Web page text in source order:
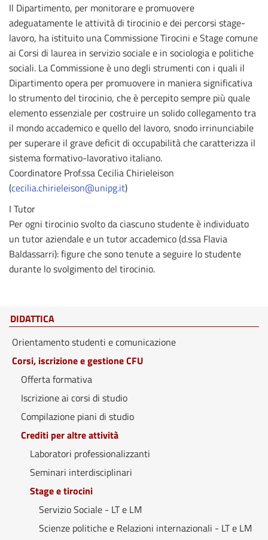
Il Dipartimento, per monitorare e promuovere
adeguatamente le attività di tirocinio e dei percorsi stage-
lavoro, ha istituito una Commissione Tirocini e Stage comune
ai Corsi di laurea in servizio sociale e in sociologia e politiche
sociali. La Commissione è uno degli strumenti con i quali il
Dipartimento opera per promuovere in maniera significativa
lo strumento del tirocinio, che è percepito sempre più quale
elemento essenziale per costruire un solido collegamento tra
il mondo accademico e quello del lavoro, snodo irrinunciabile
per superare il grave deficit di occupabilità che caratterizza il
sistema formativo-lavorativo italiano.
Coordinatore Prof.ssa Cecilia Chirieleison
(cecilia.chirieleison@unipg.it)
I Tutor
Per ogni tirocinio svolto da ciascuno studente è individuato
un tutor aziendale e un tutor accademico (d.ssa Flavia
Baldassarri): figure che sono tenute a seguire lo studente
durante lo svolgimento del tirocinio.
DIDATTICA
Orientamento studenti e comunicazione
Corsi, iscrizione e gestione CFU
Offerta formativa
Iscrizione ai corsi di studio
Compilazione piani di studio
Crediti per altre attività
Laboratori professionalizzanti
Seminari interdisciplinari
Stage e tirocini
Servizio Sociale - LT e LM
Scienze politiche e Relazioni internazionali - LT e LM